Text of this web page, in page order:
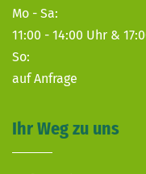
Mo - Sa:
11:00 - 14:00 Uhr &
So:
auf Anfrage
Ihr Weg zu uns